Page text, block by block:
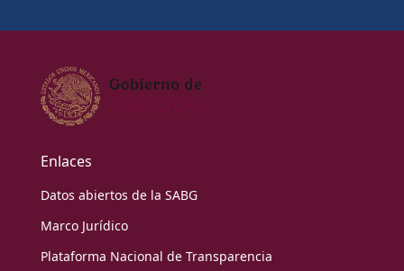
Enlaces
Datos abiertos de la SABG
Marco Jurídico
Plataforma Nacional de Transparencia